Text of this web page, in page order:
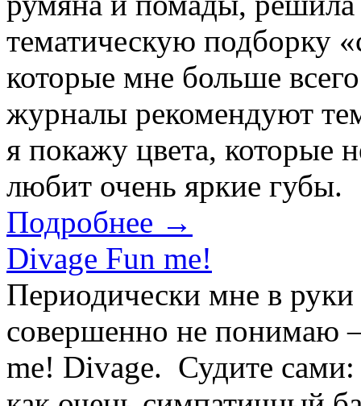
тематическую подборку
которые мне больше
журналы рекомендуют
я покажу цвета, которые
любит очень яркие
Подробнее →
Divage Fun me!
Периодически мне в руки
совершенно не понимаю
me! Divage. Судите